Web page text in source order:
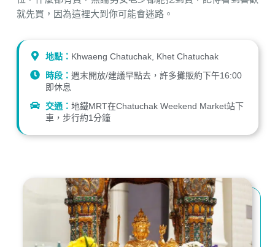
就先買，因為這裡大到你可能會迷路。
地點： Khwaeng Chatuchak, Khet Chatuchak
時段：週末開放/建議早點去，許多攤販約下午16:00
即休息
交通：地鐵MRT在Chatuchak Weekend Market站下
車，步行約1分鐘